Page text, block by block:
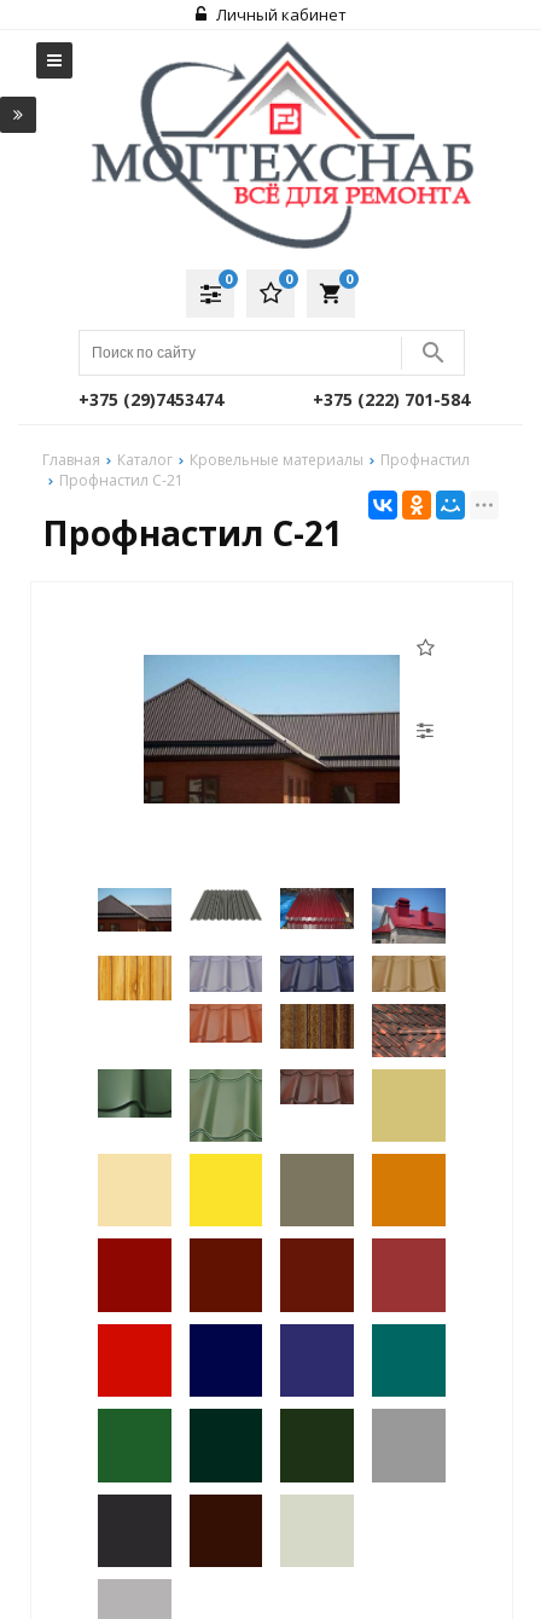
Личный кабинет
local_grocery_store
0
0
0
+375 (29)7453474 +375 (222) 701-584
Главная Каталог Кровельные материалы
Профнастил
Профнастил С-21
Профнастил С-21